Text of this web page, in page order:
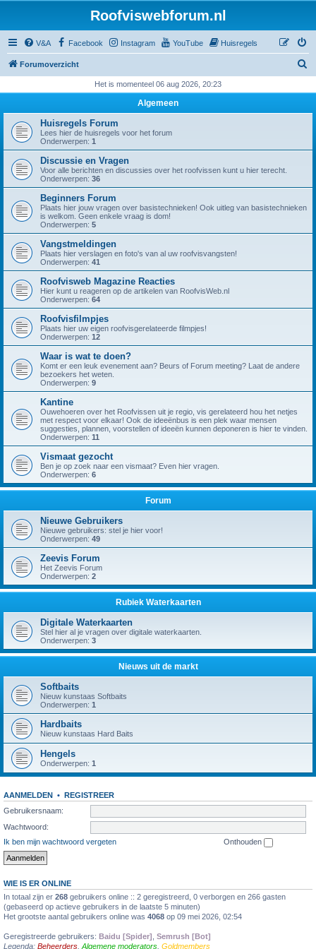
Roofviswebforum.nl
V&A Facebook Instagram YouTube Huisregels
Forumoverzicht
k
Het is momenteel 06 aug 2026, 20:23
Algemeen
Huisregels Forum
Lees hier de huisregels voor het forum
Onderwerpen: 1
Discussie en Vragen
Voor alle berichten en discussies over het roofvissen kunt u hier terecht.
Onderwerpen: 36
Beginners Forum
Plaats hier jouw vragen over basistechnieken! Ook uitleg van basistechnieken
is welkom. Geen enkele vraag is dom!
Onderwerpen: 5
Vangstmeldingen
Plaats hier verslagen en foto's van al uw roofvisvangsten!
Onderwerpen: 41
Roofvisweb Magazine Reacties
Hier kunt u reageren op de artikelen van RoofvisWeb.nl
Onderwerpen: 64
Roofvisfilmpjes
Plaats hier uw eigen roofvisgerelateerde filmpjes!
Onderwerpen: 12
Waar is wat te doen?
Komt er een leuk evenement aan? Beurs of Forum meeting? Laat de andere
bezoekers het weten.
Onderwerpen: 9
Kantine
Ouwehoeren over het Roofvissen uit je regio, vis gerelateerd hou het netjes
met respect voor elkaar! Ook de ideeënbus is een plek waar mensen
suggesties, plannen, voorstellen of ideeën kunnen deponeren is hier te vinden.
Onderwerpen: 11
Vismaat gezocht
Ben je op zoek naar een vismaat? Even hier vragen.
Onderwerpen: 6
Forum
Nieuwe Gebruikers
Nieuwe gebruikers: stel je hier voor!
Onderwerpen: 49
Zeevis Forum
Het Zeevis Forum
Onderwerpen: 2
Rubiek Waterkaarten
Digitale Waterkaarten
Stel hier al je vragen over digitale waterkaarten.
Onderwerpen: 3
Nieuws uit de markt
Softbaits
Nieuw kunstaas Softbaits
Onderwerpen: 1
Hardbaits
Nieuw kunstaas Hard Baits
Hengels
Onderwerpen: 1
AANMELDEN • REGISTREER
Gebruikersnaam:
Wachtwoord:
Ik ben mijn wachtwoord vergeten
Onthouden
WIE IS ER ONLINE
In totaal zijn er 268 gebruikers online :: 2 geregistreerd, 0 verborgen en 266 gasten
(gebaseerd op actieve gebruikers in de laatste 5 minuten)
Het grootste aantal gebruikers online was 4068 op 09 mei 2026, 02:54
Geregistreerde gebruikers: Baidu [Spider] Semrush [Bot]
Legenda: Beheerders Algemene moderators Goldmembers